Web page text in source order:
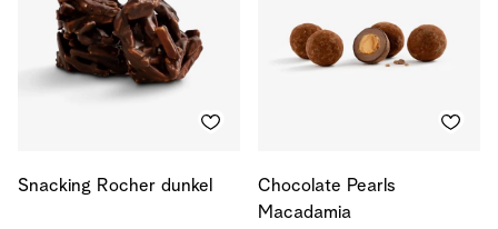
Snacking Rocher dunkel
Chocolate Pearls
Macadamia